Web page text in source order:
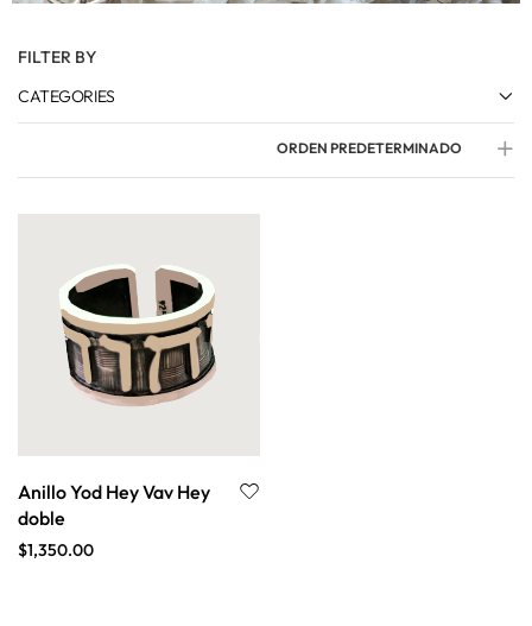
FILTER BY
CATEGORIES
ORDEN PREDETERMINADO
Anillo Yod Hey Vav Hey
doble
$1,350.00